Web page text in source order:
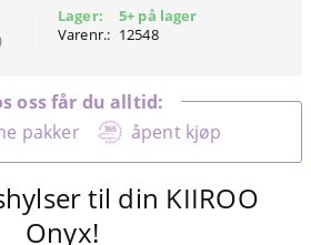
Lager:
Varenr.:
5+ på lager
12548
pakker åpent kjøp
oss får du alltid:
til din KIIROO
Onyx!